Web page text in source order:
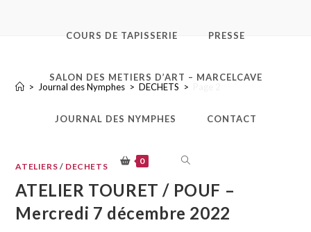
COURS DE TAPISSERIE PRESSE
SALON DES METIERS D’ART – MARCELCAVE
JOURNAL DES NYMPHES CONTACT
0 TOGGLE
> Journal des Nymphes > DECHETS >
ATELIERS / DECHETS
ATELIER TOURET / POUF –
Mercredi 7 décembre 2022